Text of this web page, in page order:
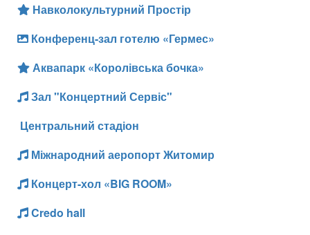
Навколокультурний Простір
Конференц-зал готелю «Гермес»
Аквапарк «Королівська бочка»
Зал "Концертний Сервіс"
Центральний стадіон
Міжнародний аеропорт Житомир
Концерт-хол «BIG ROOM»
Credo hall